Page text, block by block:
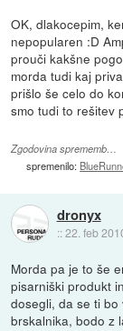
OK, dlakocepim,
nepopularen :D
prouči kakšne
morda tudi kaj
prišlo še celo do
smo tudi to rešitev
Zgodovina sprememb…
spremenilo:
dronyx
::22. feb
Morda pa je to še
pisarniški produkt
dosegli, da se ti
brskalnika, bodo z